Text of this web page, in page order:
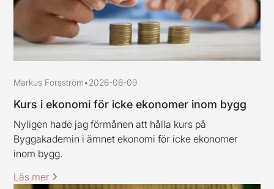
Markus Forsström•2026-06-09
Kurs i ekonomi för icke ekonomer inom bygg
Nyligen hade jag förmånen att hålla kurs på
Byggakademin i ämnet ekonomi för icke ekonomer
inom bygg.
Läs mer